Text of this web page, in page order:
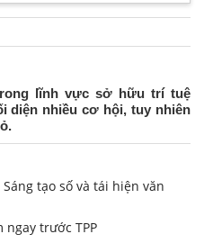
lĩnh vực sở hữu trí tuệ
diện nhiều cơ hội, tuy nhiên
tạo số và tái hiện văn
trước TPP